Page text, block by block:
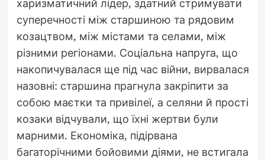
харизматичний лідер, здатний стримувати
суперечності між старшиною та рядовим
козацтвом, між містами та селами, між
різними регіонами. Соціальна напруга, що
накопичувалася ще під час війни, вирвалася
назовні: старшина прагнула закріпити за
собою маєтки та привілеї, а селяни й прості
козаки відчували, що їхні жертви були
марними. Економіка, підірвана
багаторічними бойовими діями, не встигала